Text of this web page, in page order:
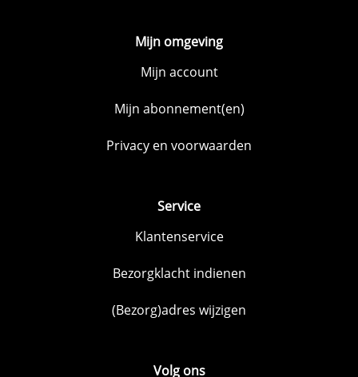
Mijn omgeving
Mijn account
Mijn abonnement(en)
Privacy en voorwaarden
Service
Klantenservice
Bezorgklacht indienen
(Bezorg)adres wijzigen
Volg ons